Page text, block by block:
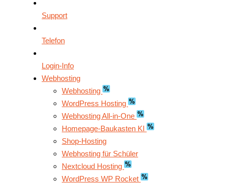
Support
Telefon
Login-Info
Webhosting
Webhosting
WordPress Hosting
Webhosting All-in-One
Homepage-Baukasten KI
Shop-Hosting
Webhosting für Schüler
Nextcloud Hosting
WordPress WP Rocket